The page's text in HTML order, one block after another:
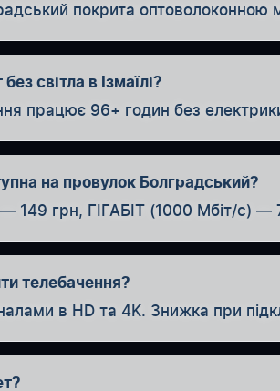
покрита
світла в Ізмаїлі?
працює 96+ годин без
на провулок Болградський?
149 грн, ГІГАБІТ (1000 Мбіт/с) —
телебачення?
в HD та 4K. Знижка при